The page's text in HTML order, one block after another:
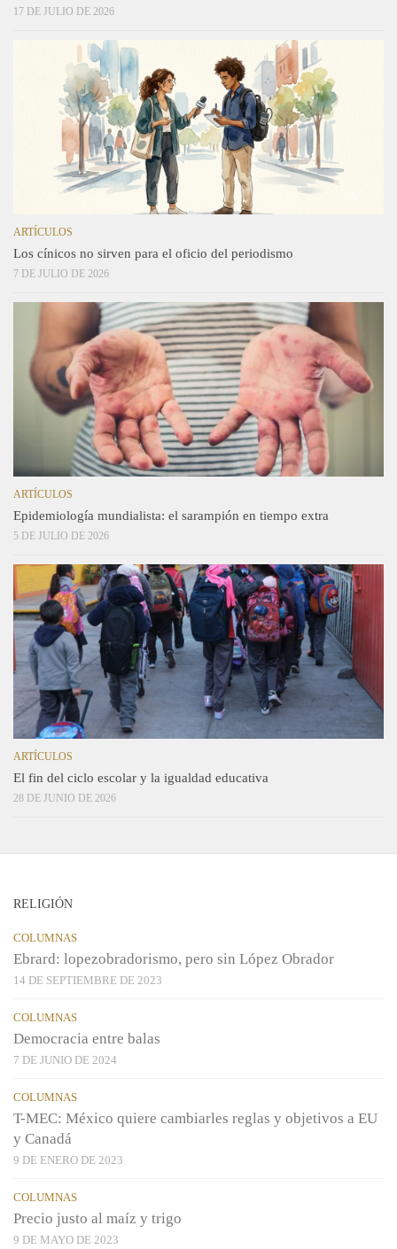
17 DE JULIO DE 2026
ARTÍCULOS
Los cínicos no sirven para el oficio del periodismo
7 DE JULIO DE 2026
ARTÍCULOS
Epidemiología mundialista: el sarampión en tiempo extra
5 DE JULIO DE 2026
ARTÍCULOS
El fin del ciclo escolar y la igualdad educativa
28 DE JUNIO DE 2026
RELIGIÓN
COLUMNAS
Ebrard: lopezobradorismo, pero sin López Obrador
14 DE SEPTIEMBRE DE 2023
COLUMNAS
Democracia entre balas
7 DE JUNIO DE 2024
COLUMNAS
T-MEC: México quiere cambiarles reglas y objetivos a EU
y Canadá
9 DE ENERO DE 2023
COLUMNAS
Precio justo al maíz y trigo
9 DE MAYO DE 2023